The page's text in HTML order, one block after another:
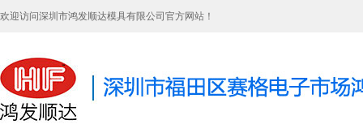
欢迎访问深圳市鸿发顺达模具有限公司官方网站！